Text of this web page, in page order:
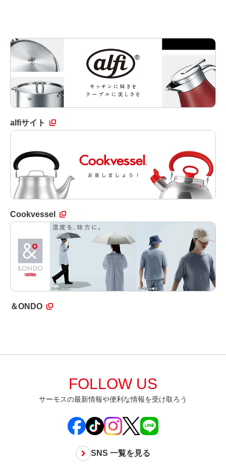
alfiサイト
Cookvessel
＆ONDO
FOLLOW US
サーモスの最新情報や便利な情報を受け取ろう
SNS 一覧を見る